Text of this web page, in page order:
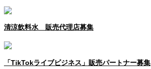
清涼飲料水 販売代理店募集
「TikTokライブビジネス」販売パートナー募集